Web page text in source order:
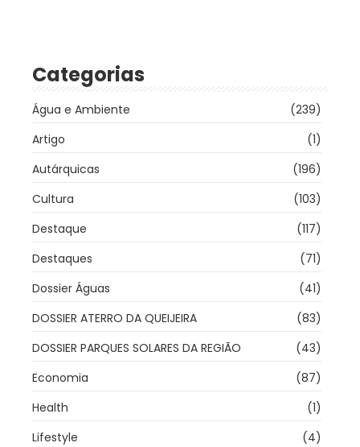
Categorias
Água e Ambiente
(239)
Artigo
(1)
Autárquicas
(196)
Cultura
(103)
Destaque
(117)
Destaques
(71)
Dossier Águas
(41)
DOSSIER ATERRO DA QUEIJEIRA
(83)
DOSSIER PARQUES SOLARES DA REGIÃO
(43)
Economia
(87)
Health
(1)
Lifestyle
(4)